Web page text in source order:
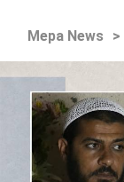
Mepa News >